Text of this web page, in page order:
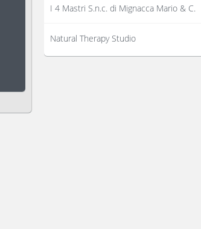
I 4 Mastri S.n.c. di Mignacca Mario & C.
Natural Therapy Studio